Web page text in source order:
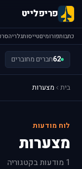
פריפלייט
כתבותפורומיםטייסותגלריה
62חברים מחוברים
בית מצערות
לוח מודעות
מצערות
1 מודעות בקטגוריה